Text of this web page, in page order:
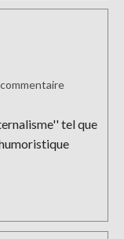
:
tel que